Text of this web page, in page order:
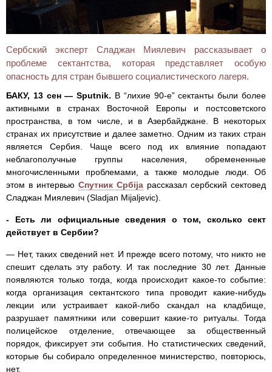
Сербский эксперт Сладжан Миялевич рассказывает о
проблеме сектантства, которая представляет особую
опасность для стран бывшего социалистического лагеря.
БАКУ, 13 сен — Sputnik. В “лихие 90-е” сектанты были более
активными в странах Восточной Европы и постсоветского
пространства, в том числе, и в Азербайджане. В некоторых
странах их присутствие и далее заметно. Одним из таких стран
является Сербия. Чаще всего под их влияние попадают
неблагополучные группы населения, обремененные
многочисленными проблемами, а также молодые люди. Об
этом в интервью Спутник Србija рассказал сербский сектовед
Сладжан Миялевич (Sladjan Mijaljevic).
- Есть ли официальные сведения о том, сколько сект
действует в Сербии?
— Нет, таких сведений нет. И прежде всего потому, что никто не
спешит сделать эту работу. И так последние 30 лет. Данные
появляются только тогда, когда происходит какое-то событие:
когда организация сектантского типа проводит какие-нибудь
лекции или устраивает какой-либо скандал на кладбище,
разрушает памятники или совершит какие-то ритуалы. Тогда
полицейское отделение, отвечающее за общественный
порядок, фиксирует эти события. Но статистических сведений,
которые бы собирало определенное министерство, повторюсь,
нет.